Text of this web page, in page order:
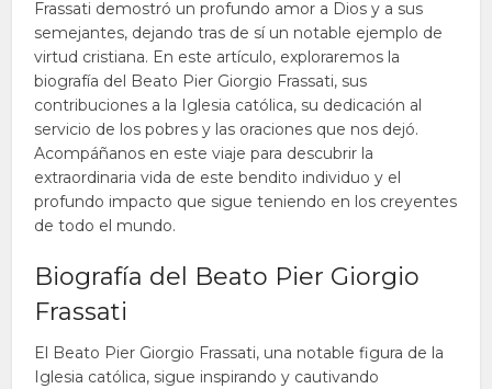
Frassati demostró un profundo amor a Dios y a sus
semejantes, dejando tras de sí un notable ejemplo de
virtud cristiana. En este artículo, exploraremos la
biografía del Beato Pier Giorgio Frassati, sus
contribuciones a la Iglesia católica, su dedicación al
servicio de los pobres y las oraciones que nos dejó.
Acompáñanos en este viaje para descubrir la
extraordinaria vida de este bendito individuo y el
profundo impacto que sigue teniendo en los creyentes
de todo el mundo.
Biografía del Beato Pier Giorgio
Frassati
El Beato Pier Giorgio Frassati, una notable figura de la
Iglesia católica, sigue inspirando y cautivando